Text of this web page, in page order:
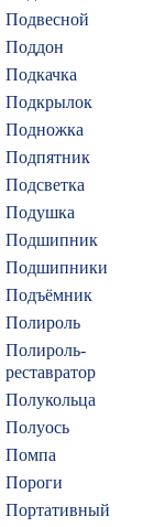
Подвесной
Поддон
Подкачка
Подкрылок
Подножка
Подпятник
Подсветка
Подушка
Подшипник
Подшипники
Подъёмник
Полироль
Полироль-
реставратор
Полукольца
Полуось
Помпа
Пороги
Портативный